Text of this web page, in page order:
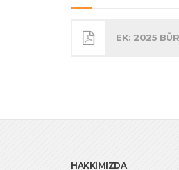
EK: 2025
HAKKIMIZDA